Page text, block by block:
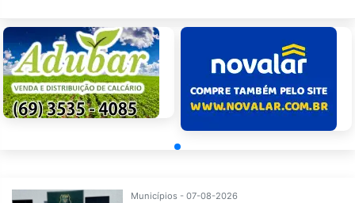
Municípios - 07-08-2026